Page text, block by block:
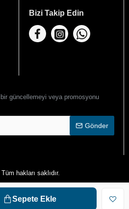
Sepete Ekle
Bizi Takip Edin
güncellemeyi veya promosyonu
Gönder
hakları saklıdır.